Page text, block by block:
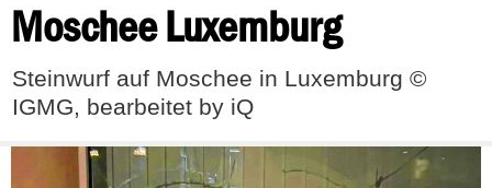
RECHT
DEBATTE
PANORAMA
Moschee Luxemburg
Steinwurf auf Moschee in Luxemburg ©
IGMG, bearbeitet by iQ